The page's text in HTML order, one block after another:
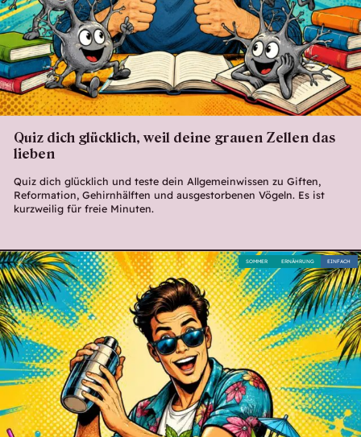
Quiz dich glücklich, weil deine grauen Zellen das
lieben
Quiz dich glücklich und teste dein Allgemeinwissen zu Giften,
Reformation, Gehirnhälften und ausgestorbenen Vögeln. Es ist
kurzweilig für freie Minuten.
EINFACH
ERNÄHRUNG
SOMMER